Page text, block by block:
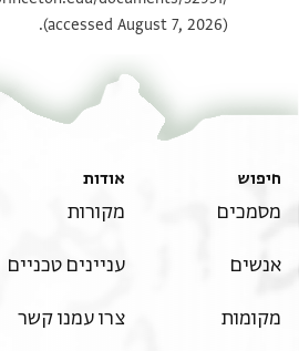
(accessed August 7, 2026).
חיפוש
מסמכים
אנשים
מקומות
אודות
מקורות
עניינים טכניים
צרו עמנו קשר